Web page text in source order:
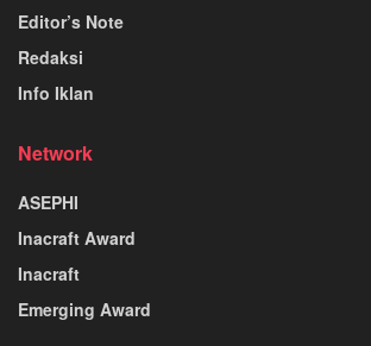
Editor’s Note
Redaksi
Info Iklan
Network
ASEPHI
Inacraft Award
Inacraft
Emerging Award